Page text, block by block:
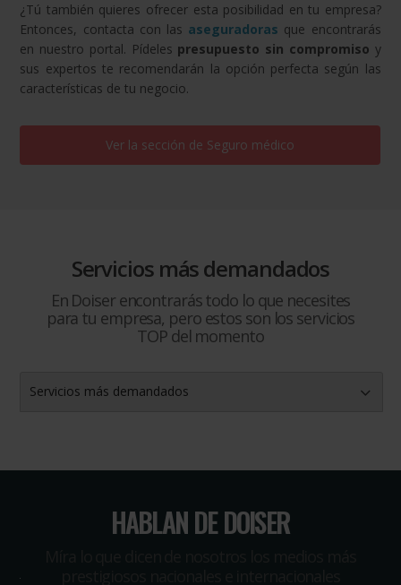
¿Tú también quieres ofrecer esta posibilidad en tu empresa?
Entonces, contacta con las aseguradoras que encontrarás
en nuestro portal. Pídeles presupuesto sin compromiso y
sus expertos te recomendarán la opción perfecta según las
características de tu negocio.
Ver la sección de Seguro médico
Servicios más demandados
En Doiser encontrarás todo lo que necesites
para tu empresa, pero estos son los servicios
TOP del momento
Servicios más demandados
HABLAN DE DOISER